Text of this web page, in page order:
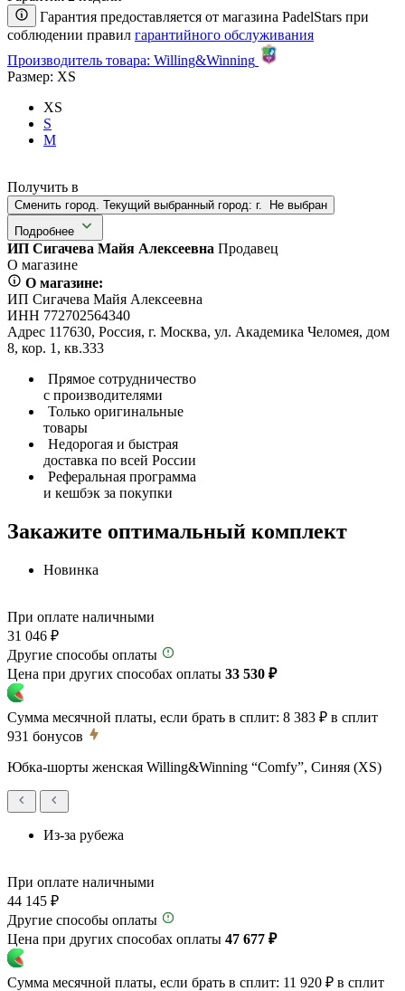
Гарантия предоставляется от магазина PadelStars при
соблюдении правил гарантийного обслуживания
Производитель товара: Willing&Winning
Размер: XS
XS
S
M
Получить в
Сменить город. Текущий выбранный город: г.
Не выбран
Подробнее
ИП Сигачева Майя Алексеевна Продавец
О магазине
О магазине:
ИП Сигачева Майя Алексеевна
ИНН 772702564340
Адрес 117630, Россия, г. Москва, ул. Академика Челомея, дом
8, кор. 1, кв.333
Прямое сотрудничество
с производителями
Только оригинальные
товары
Недорогая и быстрая
доставка по всей России
Реферальная программа
и кешбэк за покупки
Закажите оптимальный комплект
Новинка
При оплате наличными
31 046 ₽
Другие способы оплаты
Цена при других способах оплаты 33 530 ₽
Сумма месячной платы, если брать в сплит: 8 383 ₽ в сплит
931 бонусов
Юбка-шорты женская Willing&Winning “Comfy”, Синяя (XS)
Из-за рубежа
При оплате наличными
44 145 ₽
Другие способы оплаты
Цена при других способах оплаты 47 677 ₽
Сумма месячной платы, если брать в сплит: 11 920 ₽ в сплит